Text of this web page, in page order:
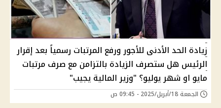
زيادة الحد الأدنى للأجور ورفع المرتبات رسمياً بعد إقرار
الرئيس هل ستصرف الزيادة بالتزامن مع صرف مرتبات
مايو او شهر يوليو؟ "وزير المالية يجيب"
الجمعة 18/أبريل/2025 - 09:45 ص